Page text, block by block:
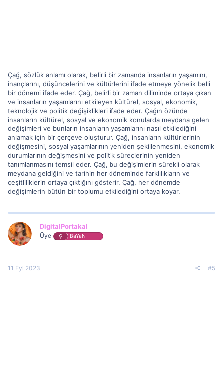
Çağ, sözlük anlamı olarak, belirli bir zamanda insanların yaşamını,
inançlarını, düşüncelerini ve kültürlerini ifade etmeye yönelik belli
bir dönemi ifade eder. Çağ, belirli bir zaman diliminde ortaya çıkan
ve insanların yaşamlarını etkileyen kültürel, sosyal, ekonomik,
teknolojik ve politik değişiklikleri ifade eder. Çağın özünde
insanların kültürel, sosyal ve ekonomik konularda meydana gelen
değişimleri ve bunların insanların yaşamlarını nasıl etkilediğini
anlamak için bir çerçeve oluşturur. Çağ, insanların kültürlerinin
değişmesini, sosyal yaşamlarının yeniden şekillenmesini, ekonomik
durumlarının değişmesini ve politik süreçlerinin yeniden
tanımlanmasını temsil eder. Çağ, bu değişimlerin sürekli olarak
meydana geldiğini ve tarihin her döneminde farklılıkların ve
çeşitliliklerin ortaya çıktığını gösterir. Çağ, her dönemde
değişimlerin bütün bir toplumu etkilediğini ortaya koyar.
DigitalPortakal
Üye BaYaN
11 Eyl 2023 #5